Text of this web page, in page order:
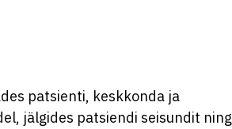
patsienti, keskkonda ja
jälgides patsiendi seisundit ning